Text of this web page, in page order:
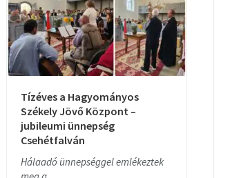
Tízéves a Hagyományos
Székely Jövő Központ –
jubileumi ünnepség
Csehétfalván
Hálaadó ünnepséggel emlékeztek